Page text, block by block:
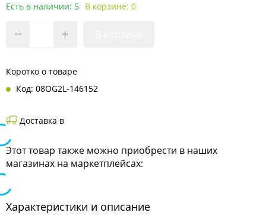
Есть в наличии: 5 В корзине: 0
Коротко о товаре
Код: 08OG2L-146152
Доставка в
Этот товар также можно приобрести в наших
магазинах на маркетплейсах:
Характеристики и описание